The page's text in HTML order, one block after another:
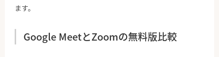
ます。
Google MeetとZoomの無料版比較